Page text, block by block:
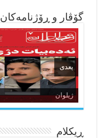
گۆڤار و ڕۆژنامه‌کان
ده‌نگی کوردستان
ئاژانسی هەواڵی مێهر
بعدی
ڕیکلام